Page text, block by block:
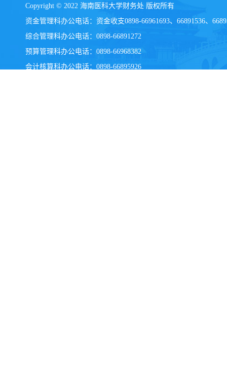
Copyright © 2022 海南医科大学财务处 版权所有
资金管理科办公电话：资金收支0898-66961693、66891536、
综合管理科办公电话：0898-66891272
预算管理科办公电话：0898-66968382
会计核算科办公电话： 0898-66895926